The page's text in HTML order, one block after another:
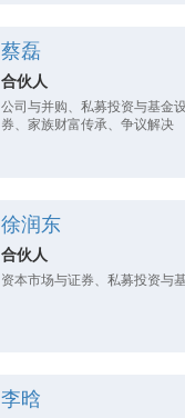
蔡磊
合伙人
公司与并购、私募投资与基金
券、家族财富传承、争议解决
徐润东
合伙人
资本市场与证券、私募投资与
李晗